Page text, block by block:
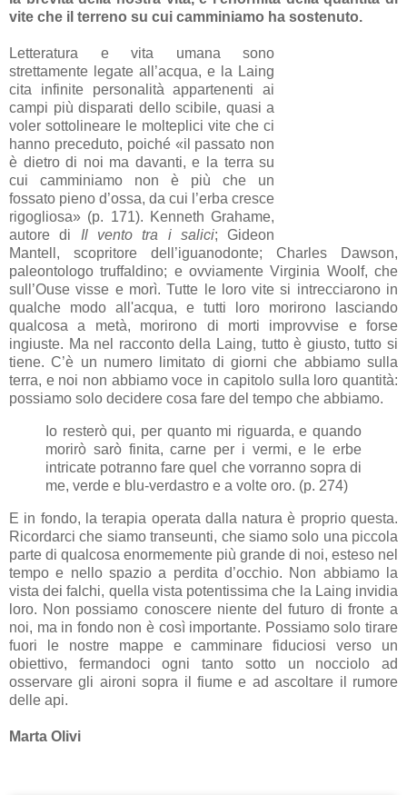
vite che il terreno su cui camminiamo ha sostenuto.
Letteratura e vita umana sono
strettamente legate all’acqua, e la Laing
cita infinite personalità appartenenti ai
campi più disparati dello scibile, quasi a
voler sottolineare le molteplici vite che ci
hanno preceduto, poiché «il passato non
è dietro di noi ma davanti, e la terra su
cui camminiamo non è più che un
fossato pieno d’ossa, da cui l’erba cresce
rigogliosa» (p. 171). Kenneth Grahame,
autore di Il vento tra i salici; Gideon
Mantell, scopritore dell’iguanodonte; Charles Dawson,
paleontologo truffaldino; e ovviamente Virginia Woolf, che
sull’Ouse visse e morì. Tutte le loro vite si intrecciarono in
qualche modo all'acqua, e tutti loro morirono lasciando
qualcosa a metà, morirono di morti improvvise e forse
ingiuste. Ma nel racconto della Laing, tutto è giusto, tutto si
tiene. C’è un numero limitato di giorni che abbiamo sulla
terra, e noi non abbiamo voce in capitolo sulla loro quantità:
possiamo solo decidere cosa fare del tempo che abbiamo.
Io resterò qui, per quanto mi riguarda, e quando
morirò sarò finita, carne per i vermi, e le erbe
intricate potranno fare quel che vorranno sopra di
me, verde e blu-verdastro e a volte oro. (p. 274)
E in fondo, la terapia operata dalla natura è proprio questa.
Ricordarci che siamo transeunti, che siamo solo una piccola
parte di qualcosa enormemente più grande di noi, esteso nel
tempo e nello spazio a perdita d’occhio. Non abbiamo la
vista dei falchi, quella vista potentissima che la Laing invidia
loro. Non possiamo conoscere niente del futuro di fronte a
noi, ma in fondo non è così importante. Possiamo solo tirare
fuori le nostre mappe e camminare fiduciosi verso un
obiettivo, fermandoci ogni tanto sotto un nocciolo ad
osservare gli aironi sopra il fiume e ad ascoltare il rumore
delle api.
Marta Olivi